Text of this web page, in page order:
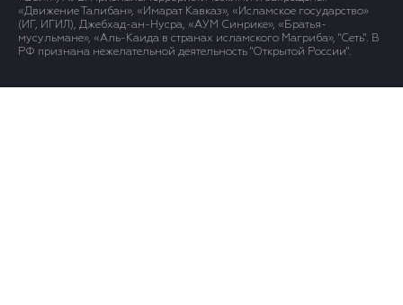
«Движение Талибан», «Имарат Кавказ», «Исламское государство»
(ИГ, ИГИЛ), Джебхад-ан-Нусра, «АУМ Синрике», «Братья-
мусульмане», «Аль-Каида в странах исламского Магриба», "Сеть". В
РФ признана нежелательной деятельность "Открытой России".